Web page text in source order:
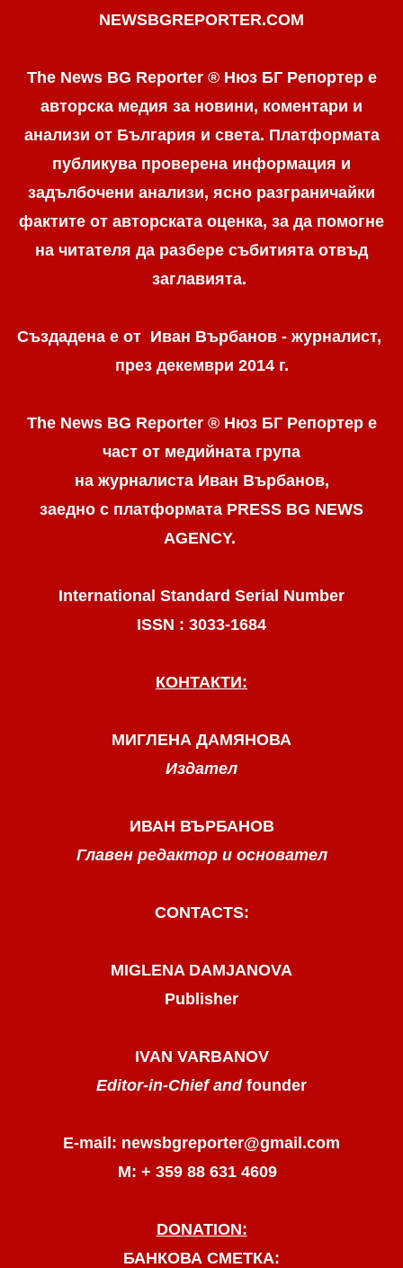
NEWSBGREPORTER.COM
The News BG Reporter ® Нюз БГ Репортер е
авторска медия за новини, коментари и
анализи от България и света. Платформата
публикува проверена информация и
задълбочени анализи, ясно разграничaйки
фактите от авторската оценка, за да помогне
на читателя да разбере събитията отвъд
заглавията.
Създадена е от Иван Върбанов - журналист,
през декември 2014 г.
The News BG Reporter ® Нюз БГ Репортере
част от медийната група
на журналиста Иван Върбанов,
заедно с платформата PRESS BG NEWS
AGENCY.
International Standard Serial Number
ISSN : 3033-1684
КОНТАКТИ:
МИГЛЕНА ДАМЯНОВА
Издател
ИВАН ВЪРБАНОВ
Главен редактор и основател
CONTACTS:
MIGLENA DAMJANOVA
Publisher
IVAN VARBANOV
Editor-in-Chief and founder
E-mail: newsbgreporter@gmail.com
М: + 359 88 631 4609
DONATION:
БАНКОВА СМЕТКА: